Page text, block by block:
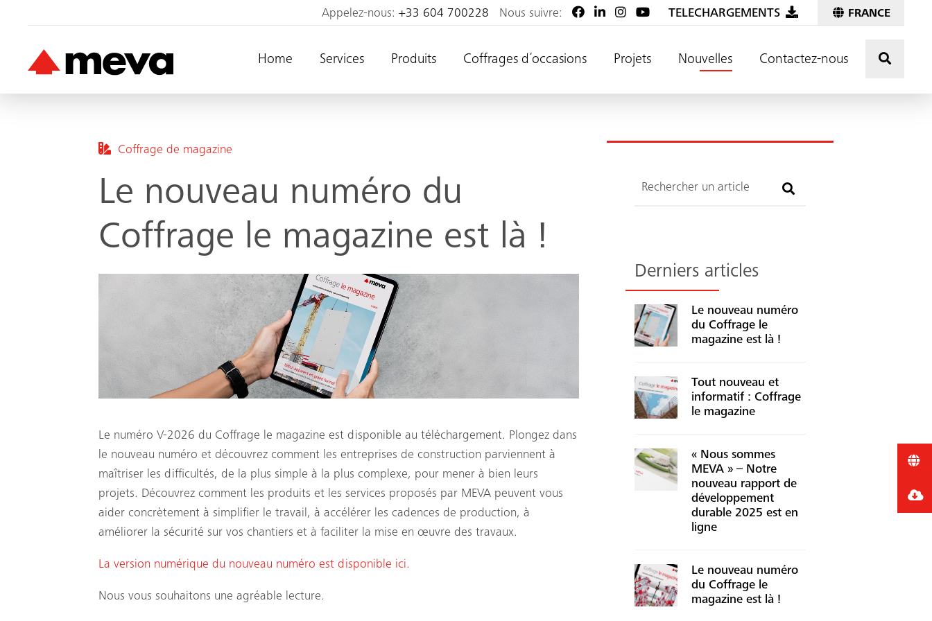
Appelez-nous:+33 604 700228 Nous suivre: TELECHARGEMENTS FRANCE
Home Services Produits Coffrages d´occasions Projets Nouvelles Contactez-nous
Coffrage de magazine
Le nouveau numéro du
Coffrage le magazine est là !
Le numéro V-2026 du Coffrage le magazine est disponible au téléchargement. Plongez dans
le nouveau numéro et découvrez comment les entreprises de construction parviennent à
maîtriser les difficultés, de la plus simple à la plus complexe, pour mener à bien leurs
projets. Découvrez comment les produits et les services proposés par MEVA peuvent vous
aider concrètement à simplifier le travail, à accélérer les cadences de production, à
améliorer la sécurité sur vos chantiers et à faciliter la mise en œuvre des travaux.
La version numérique du nouveau numéro est disponible ici.
Nous vous souhaitons une agréable lecture.
Recherche
Derniers articles
Le nouveau numéro
du Coffrage le
magazine est là !
Tout nouveau et
informatif : Coffrage
le magazine
« Nous sommes
MEVA » – Notre
nouveau rapport de
développement
durable 2025 est en
ligne
Le nouveau numéro
du Coffrage le
magazine est là !